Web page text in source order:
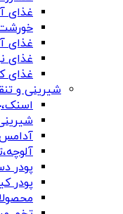
غذای
غذای
غذای
غذای
شیرینی و
پودر
پودر